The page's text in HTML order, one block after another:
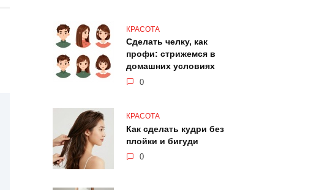
КРАСОТА
Сделать челку, как
профи: стрижемся в
домашних условиях
0
КРАСОТА
Как сделать кудри без
плойки и бигуди
0